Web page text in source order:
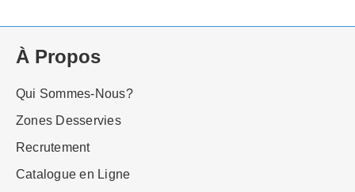
À Propos
Qui Sommes-Nous?
Zones Desservies
Recrutement
Catalogue en Ligne